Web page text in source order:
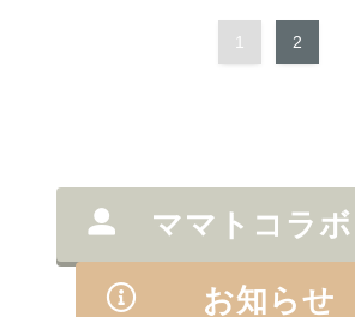
1 2
ママトコラ
お知